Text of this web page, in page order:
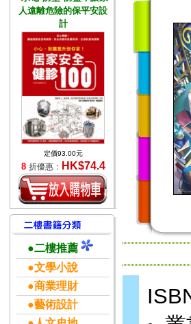
人遠離危險的保平安設
計
定價93.00元
8 折優惠： HK$74.4
●二樓推薦
●文學小說
●商業理財
●藝術設計